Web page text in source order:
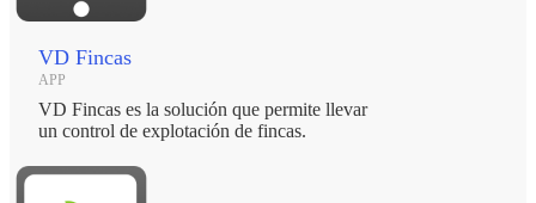
VD Fincas
APP
VD Fincas es la solución que permite llevar
un control de explotación de fincas.